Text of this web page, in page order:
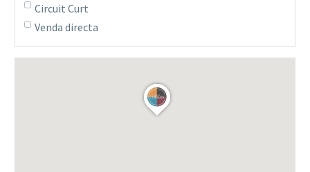
Circuit Curt
Venda directa